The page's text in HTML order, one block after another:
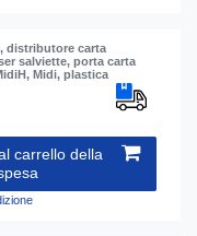
distributore carta
salviette, porta carta
Midi, plastica
carrello della